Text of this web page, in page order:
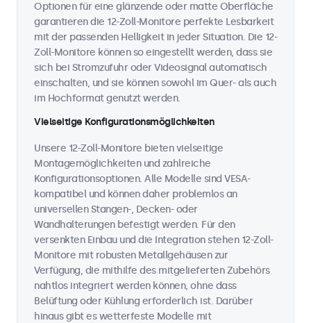
Optionen für eine glänzende oder matte Oberfläche
garantieren die 12-Zoll-Monitore perfekte Lesbarkeit
mit der passenden Helligkeit in jeder Situation. Die 12-
Zoll-Monitore können so eingestellt werden, dass sie
sich bei Stromzufuhr oder Videosignal automatisch
einschalten, und sie können sowohl im Quer- als auch
im Hochformat genutzt werden.
Vielseitige Konfigurationsmöglichkeiten
Unsere 12-Zoll-Monitore bieten vielseitige
Montagemöglichkeiten und zahlreiche
Konfigurationsoptionen. Alle Modelle sind VESA-
kompatibel und können daher problemlos an
universellen Stangen-, Decken- oder
Wandhalterungen befestigt werden. Für den
versenkten Einbau und die Integration stehen 12-Zoll-
Monitore mit robusten Metallgehäusen zur
Verfügung, die mithilfe des mitgelieferten Zubehörs
nahtlos integriert werden können, ohne dass
Belüftung oder Kühlung erforderlich ist. Darüber
hinaus gibt es wetterfeste Modelle mit